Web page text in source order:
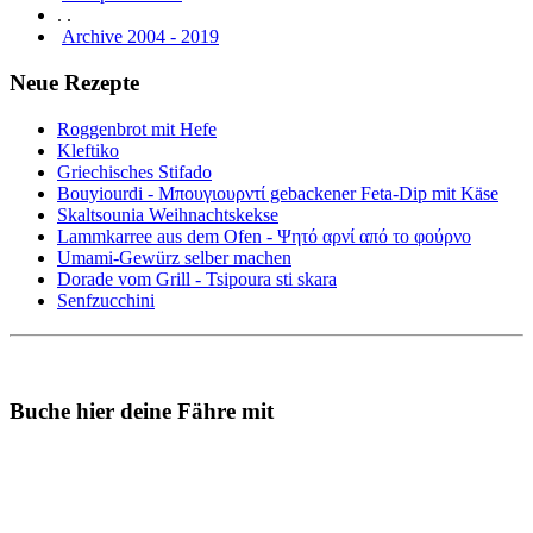
. .
Archive 2004 - 2019
Neue Rezepte
Roggenbrot mit Hefe
Kleftiko
Griechisches Stifado
Bouyiourdi - Μπουγιουρντί gebackener Feta-Dip mit Käse
Skaltsounia Weihnachtskekse
Lammkarree aus dem Ofen - Ψητό αρνί από το φούρνο
Umami-Gewürz selber machen
Dorade vom Grill - Tsipoura sti skara
Senfzucchini
Buche hier deine Fähre mit